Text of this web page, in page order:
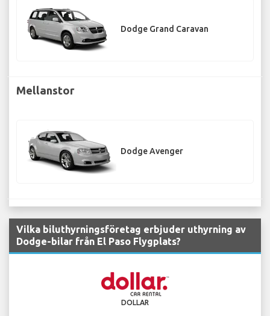
Dodge Grand Caravan
Mellanstor
Dodge Avenger
Vilka biluthyrningsföretag erbjuder uthyrning av
Dodge-bilar från El Paso Flygplats?
DOLLAR